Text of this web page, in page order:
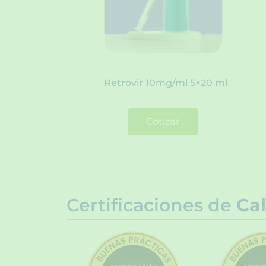
Retrovir 10mg/ml 5×20 ml
Cotizar
Certificaciones de